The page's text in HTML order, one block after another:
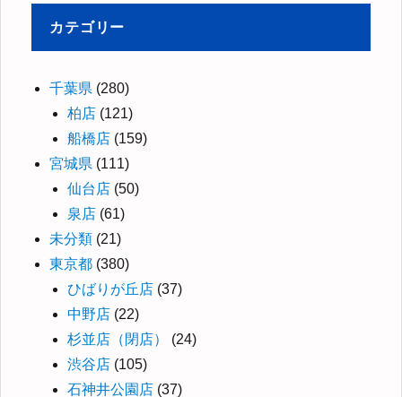
カテゴリー
千葉県 (280)
柏店 (121)
船橋店 (159)
宮城県 (111)
仙台店 (50)
泉店 (61)
未分類 (21)
東京都 (380)
ひばりが丘店 (37)
中野店 (22)
杉並店（閉店）
(24)
渋谷店 (105)
石神井公園店 (37)